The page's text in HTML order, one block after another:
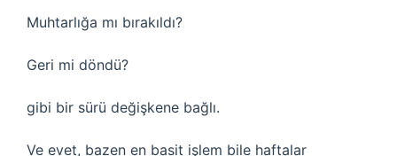
Muhtarlığa mı bırakıldı?
Geri mi döndü?
gibi bir sürü değişkene bağlı.
Ve evet, bazen en basit işlem bile haftalar